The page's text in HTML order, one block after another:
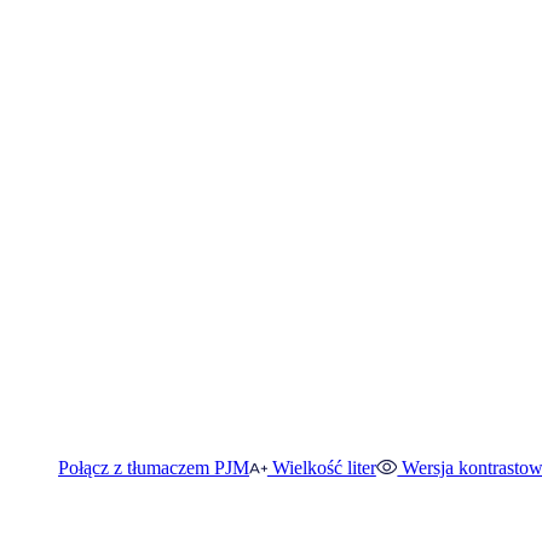
Połącz z tłumaczem PJM Wielkość liter Wersja